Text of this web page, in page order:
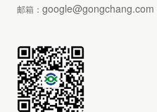
邮箱： google@gongchang.com